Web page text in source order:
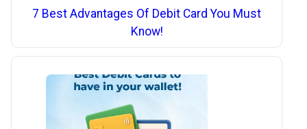
7 Best Advantages Of Debit Card You Must
Know!